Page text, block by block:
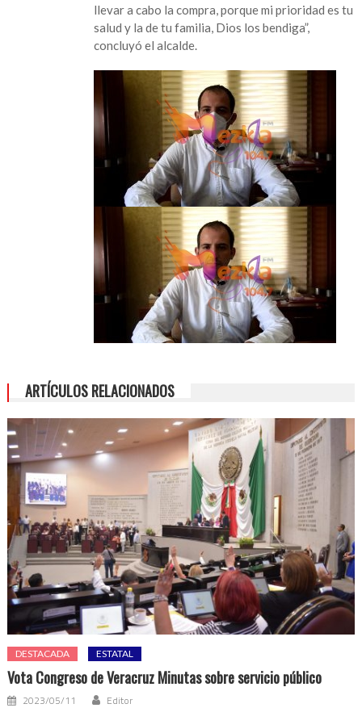
llevar a cabo la compra, porque mi prioridad es tu
salud y la de tu familia, Dios los bendiga”,
concluyó el alcalde.
ARTÍCULOS RELACIONADOS
DESTACADA ESTATAL
Vota Congreso de Veracruz Minutas sobre servicio público
2023/05/11 Editor